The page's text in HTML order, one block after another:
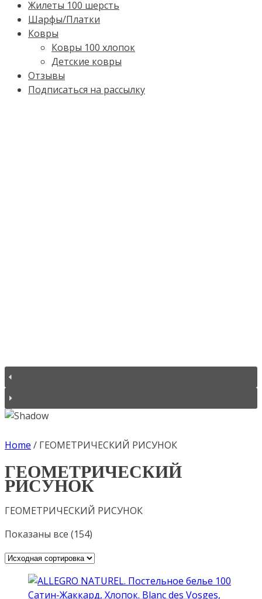
Жилеты 100 шерсть
Шарфы/Платки
Ковры
Ковры 100 хлопок
Детские ковры
Отзывы
Подписаться на рассылку
Home / ГЕОМЕТРИЧЕСКИЙ РИСУНОК
ГЕОМЕТРИЧЕСКИЙ
РИСУНОК
ГЕОМЕТРИЧЕСКИЙ РИСУНОК
Показаны все (154)